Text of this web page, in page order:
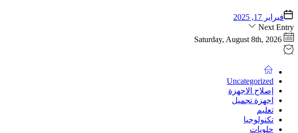
فبراير 17, 2025
Next Entry
Saturday, August 8th, 2026
Uncategorized
إصلاح الاجهزة
اجهزة تجميل
تعليم
تكنولوجيا
حلويات